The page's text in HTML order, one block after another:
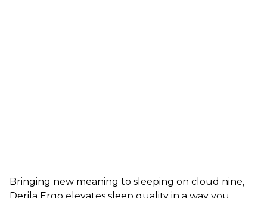
Bringing new meaning to sleeping on cloud nine,